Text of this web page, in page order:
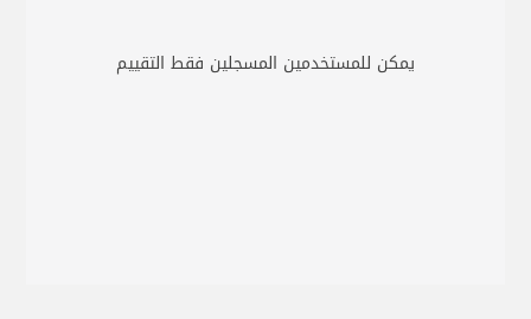
يمكن للمستخدمين المسجلين فقط التقييم